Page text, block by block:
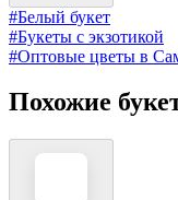
#Белый букет
#Букеты с экзотикой
#Оптовые цветы в
Похожие